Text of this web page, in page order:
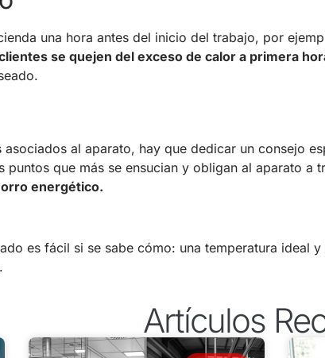
una hora antes del inicio del trabajo, por
se quejen del exceso de calor a primera
al aparato, hay que dedicar un consejo
que más se ensucian y obligan al aparato a
energético.
es fácil si se sabe cómo: una temperatura ideal
Artículos